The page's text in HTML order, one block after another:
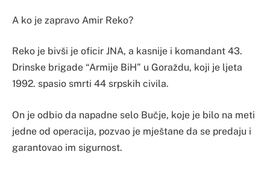
A ko je zapravo Amir Reko?
Reko je bivši je oficir JNA, a kasnije i komandant 43.
Drinske brigade “Armije BiH” u Goraždu, koji je ljeta
1992. spasio smrti 44 srpskih civila.
On je odbio da napadne selo Bučje, koje je bilo na meti
jedne od operacija, pozvao je mještane da se predaju i
garantovao im sigurnost.